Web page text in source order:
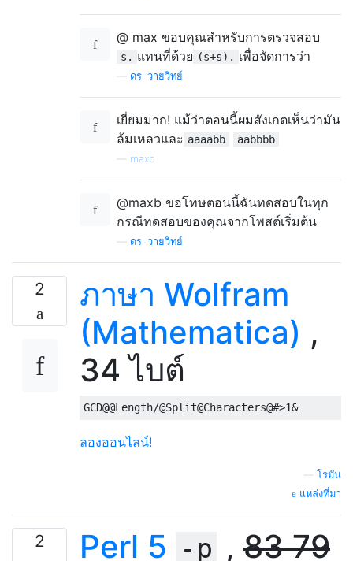
@ max ขอบคุณสำหรับการตรวจสอบ
s. แทนที่ด้วย (s+s). เพื่อจัดการว่า
ดร. วายวิทย์
เยี่ยมมาก! แม้ว่าตอนนี้ผมสังเกตเห็นว่ามัน
ล้มเหลวและ aaaabb aabbbb
maxb
@maxb ขอโทษตอนนี้ฉันทดสอบในทุก
กรณีทดสอบของคุณจากโพสต์เริ่มต้น
ดร. วายวิทย์
2
ภาษา Wolfram
(Mathematica) ,
34 ไบต์
ลองออนไลน์!
โรมัน
แหล่งที่มา
2 Perl 5 -p , 8379